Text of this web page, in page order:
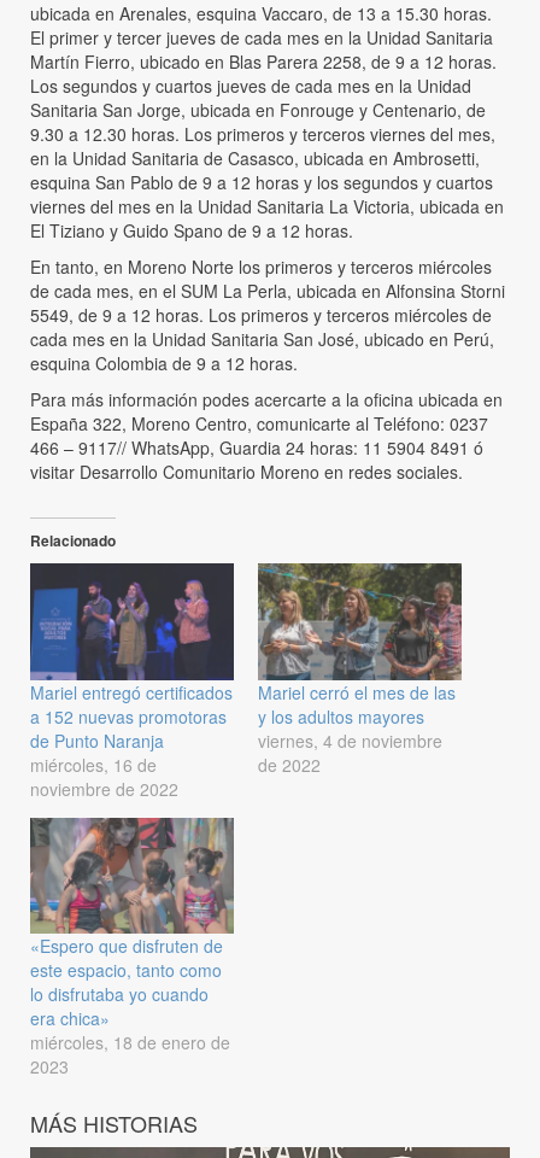
ubicada en Arenales, esquina Vaccaro, de 13 a 15.30 horas.
El primer y tercer jueves de cada mes en la Unidad Sanitaria
Martín Fierro, ubicado en Blas Parera 2258, de 9 a 12 horas.
Los segundos y cuartos jueves de cada mes en la Unidad
Sanitaria San Jorge, ubicada en Fonrouge y Centenario, de
9.30 a 12.30 horas. Los primeros y terceros viernes del mes,
en la Unidad Sanitaria de Casasco, ubicada en Ambrosetti,
esquina San Pablo de 9 a 12 horas y los segundos y cuartos
viernes del mes en la Unidad Sanitaria La Victoria, ubicada en
El Tiziano y Guido Spano de 9 a 12 horas.
En tanto, en Moreno Norte los primeros y terceros miércoles
de cada mes, en el SUM La Perla, ubicada en Alfonsina Storni
5549, de 9 a 12 horas. Los primeros y terceros miércoles de
cada mes en la Unidad Sanitaria San José, ubicado en Perú,
esquina Colombia de 9 a 12 horas.
Para más información podes acercarte a la oficina ubicada en
España 322, Moreno Centro, comunicarte al Teléfono: 0237
466 – 9117// WhatsApp, Guardia 24 horas: 11 5904 8491 ó
visitar Desarrollo Comunitario Moreno en redes sociales.
Relacionado
Mariel entregó certificados
a 152 nuevas promotoras
de Punto Naranja
miércoles, 16 de
noviembre de 2022
Mariel cerró el mes de las
y los adultos mayores
viernes, 4 de noviembre
de 2022
«Espero que disfruten de
este espacio, tanto como
lo disfrutaba yo cuando
era chica»
miércoles, 18 de enero de
2023
MÁS HISTORIAS